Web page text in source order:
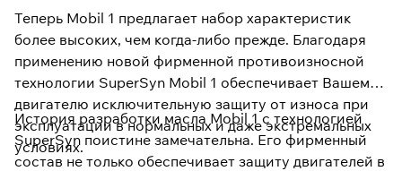
Теперь Mobil 1 предлагает набор характеристик
более высоких, чем когда-либо прежде. Благодаря
применению новой фирменной противоизносной
технологии SuperSyn Mobil 1 обеспечивает Вашему
двигателю исключительную защиту от износа при
эксплуатации в нормальных и даже экстремальных
условиях.
История разработки масла Mobil 1 с технологией
SuperSyn поистине замечательна. Его фирменный
состав не только обеспечивает защиту двигателей в